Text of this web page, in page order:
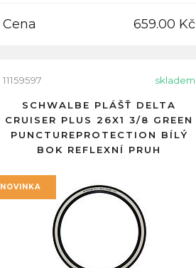
Cena 659.00 Kč
11159597 skladem
SCHWALBE PLÁŠŤ DELTA
CRUISER PLUS 26X1 3/8 GREEN
PUNCTUREPROTECTION BÍLÝ
BOK REFLEXNÍ PRUH
NOVINKA